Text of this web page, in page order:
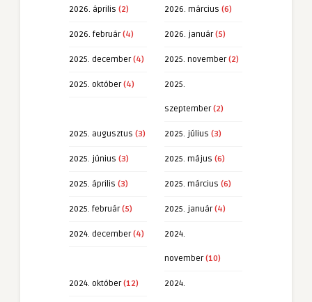
2026. április (2) 2026. március (6)
2026. február(4) 2026. január(5)
2025. december(4) 2025. november(2)
2025. október(4) 2025.
szeptember(2)
2025. augusztus (3) 2025. július (3)
2025. június (3) 2025. május (6)
2025. április (3) 2025. március (6)
2025. február(5) 2025. január(4)
2024. december(4) 2024.
november(10)
2024. október(12) 2024.